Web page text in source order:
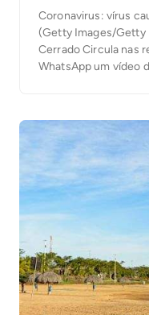
Coronavirus: vírus
(Getty Images/Getty
Cerrado Circula nas
WhatsApp um vídeo
evolução dos
contaminando […]